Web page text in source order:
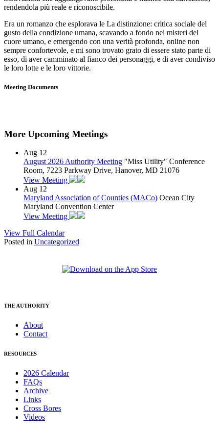
rendendola più reale e riconoscibile.
Era un romanzo che esplorava le La distinzione: critica sociale del
gusto della condizione umana, scavando a fondo nei misteri del
cuore umano, e emergendo con una verità profonda, online non
sempre confortevole, e mi sono trovato grato di essere stato parte di
esso, di aver camminato al fianco dei personaggi, e di aver condiviso
le loro lotte e le loro vittorie.
Meeting Documents
More Upcoming Meetings
Aug 12
August 2026 Authority Meeting "Miss Utility" Conference
Room, 7223 Parkway Drive, Hanover, MD 21076
View Meeting
Aug 12
Maryland Association of Counties (MACo) Ocean City
Maryland Convention Center
View Meeting
View Full Calendar
Posted in Uncategorized
THE AUTHORITY
About
Contact
RESOURCES
2026 Calendar
FAQs
Archive
Links
Cross Bores
Videos